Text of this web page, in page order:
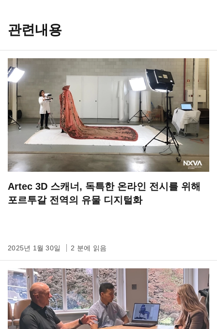
관련내용
Artec 3D 스캐너, 독특한 온라인 전시를 위해
포르투갈 전역의 유물 디지털화
2025년 1월 30일 2 분에 읽음